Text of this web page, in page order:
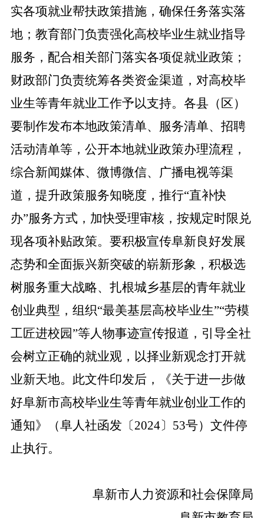
实各项就业帮扶政策措施，确保任务落实落
地；教育部门负责强化高校毕业生就业指导
服务，配合相关部门落实各项促就业政策；
财政部门负责统筹各类资金渠道，对高校毕
业生等青年就业工作予以支持。各县（区）
要制作发布本地政策清单、服务清单、招聘
活动清单等，公开本地就业政策办理流程，
综合新闻媒体、微博微信、广播电视等渠
道，提升政策服务知晓度，推行“直补快
办”服务方式，加快受理审核，按规定时限兑
现各项补贴政策。要积极宣传阜新良好发展
态势和全面振兴新突破的崭新形象，积极选
树服务重大战略、扎根城乡基层的青年就业
创业典型，组织“最美基层高校毕业生”“劳模
工匠进校园”等人物事迹宣传报道，引导全社
会树立正确的就业观，以择业新观念打开就
业新天地。 此文件印发后，《关于进一步做
好阜新市高校毕业生等青年就业创业工作的
通知》（阜人社函发〔2024〕53号） 文件停
止执行。
阜新市人力资源和社会保障局